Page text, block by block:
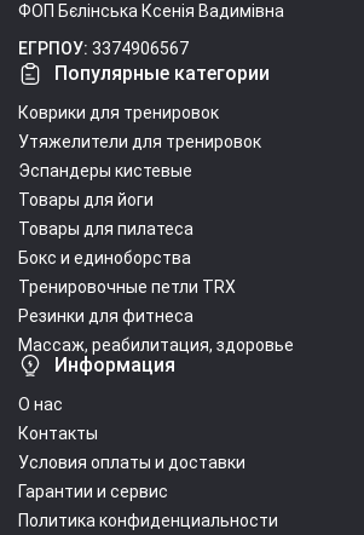
ФОП Бєлінська Ксенія Вадимівна
ЕГРПОУ: 3374906567
Популярные категории
Коврики для тренировок
Утяжелители для тренировок
Эспандеры кистевые
Товары для йоги
Товары для пилатеса
Бокс и единоборства
Тренировочные петли TRX
Резинки для фитнеса
Массаж, реабилитация, здоровье
Информация
О нас
Контакты
Условия оплаты и доставки
Гарантии и сервис
Политика конфиденциальности